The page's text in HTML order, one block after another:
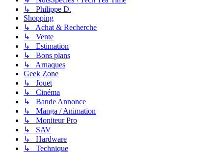
↳ Philippe D.
Shopping
↳ Achat & Recherche
↳ Vente
↳ Estimation
↳ Bons plans
↳ Arnaques
Geek Zone
↳ Jouet
↳ Cinéma
↳ Bande Annonce
↳ Manga / Animation
↳ Moniteur Pro
↳ SAV
↳ Hardware
↳ Technique